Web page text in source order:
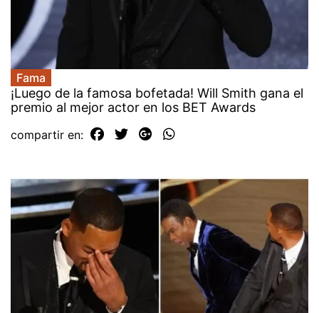
Fama
¡Luego de la famosa bofetada! Will Smith gana el
premio al mejor actor en los BET Awards
compartir en: